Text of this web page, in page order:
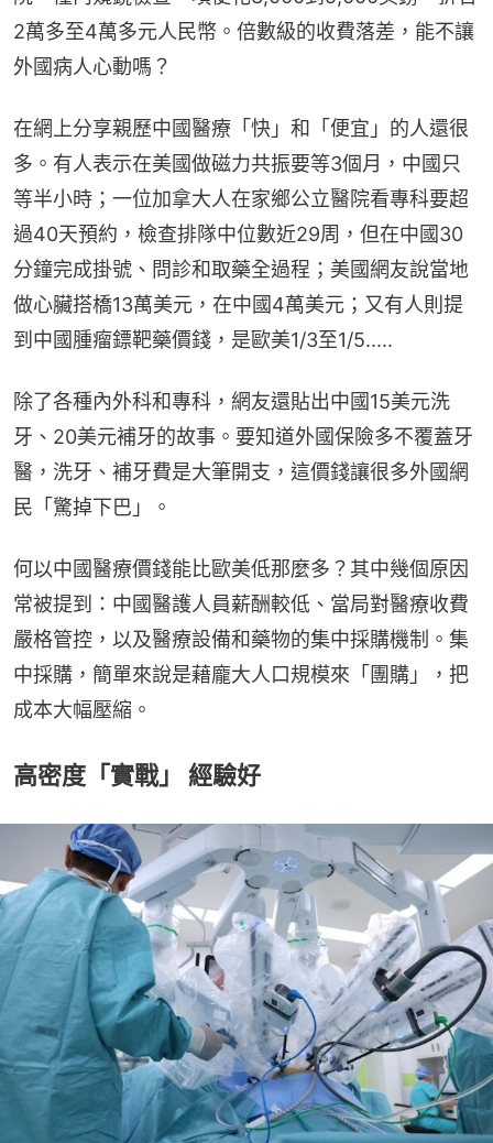
2萬多至4萬多元人民幣。倍數級的收費落差，能不讓
外國病人心動嗎？
在網上分享親歷中國醫療「快」和「便宜」的人還很
多。有人表示在美國做磁力共振要等3個月，中國只
等半小時；一位加拿大人在家鄉公立醫院看專科要超
過40天預約，檢查排隊中位數近29周，但在中國30
分鐘完成掛號、問診和取藥全過程；美國網友說當地
做心臟搭橋13萬美元，在中國4萬美元；又有人則提
到中國腫瘤鏢靶藥價錢，是歐美1/3至1/5.....
除了各種內外科和專科，網友還貼出中國15美元洗
牙、20美元補牙的故事。要知道外國保險多不覆蓋牙
醫，洗牙、補牙費是大筆開支，這價錢讓很多外國網
民「驚掉下巴」。
何以中國醫療價錢能比歐美低那麼多？其中幾個原因
常被提到：中國醫護人員薪酬較低、當局對醫療收費
嚴格管控，以及醫療設備和藥物的集中採購機制。集
中採購，簡單來說是藉龐大人口規模來「團購」，把
成本大幅壓縮。
高密度「實戰」 經驗好